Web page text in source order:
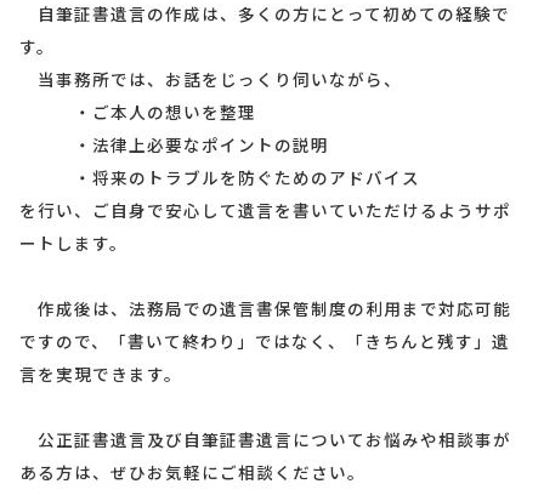
自筆証書遺言の作成は、多くの方にとって初めての経験で
す。
当事務所では、お話をじっくり伺いながら、
・ご本人の想いを整理
・法律上必要なポイントの説明
・将来のトラブルを防ぐためのアドバイス
を行い、ご自身で安心して遺言を書いていただけるようサポ
ートします。
作成後は、法務局での遺言書保管制度の利用まで対応可能
ですので、「書いて終わり」ではなく、「きちんと残す」遺
言を実現できます。
公正証書遺言及び自筆証書遺言についてお悩みや相談事が
ある方は、ぜひお気軽にご相談ください。